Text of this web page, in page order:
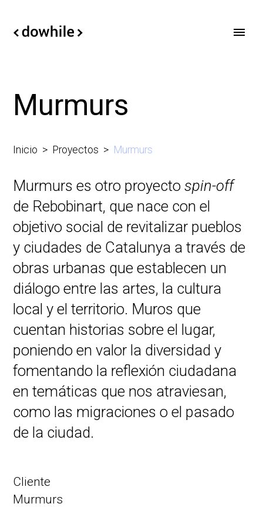
Murmurs
Inicio Proyectos Murmurs
Murmurs es otro proyecto spin-off
de Rebobinart, que nace con el
objetivo social de revitalizar pueblos
y ciudades de Catalunya a través de
obras urbanas que establecen un
diálogo entre las artes, la cultura
local y el territorio. Muros que
cuentan historias sobre el lugar,
poniendo en valor la diversidad y
fomentando la reflexión ciudadana
en temáticas que nos atraviesan,
como las migraciones o el pasado
de la ciudad.
Cliente
Murmurs